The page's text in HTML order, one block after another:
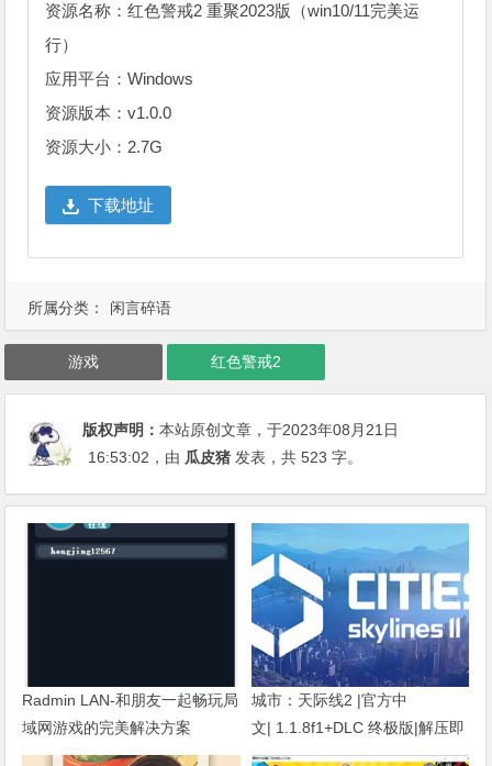
资源名称：红色警戒2 重聚2023版（win10/11完美运
行）
应用平台：Windows
资源版本：v1.0.0
资源大小：2.7G
下载地址
所属分类： 闲言碎语
游戏 红色警戒2
版权声明：本站原创文章，于2023年08月21日
16:53:02 ，由 瓜皮猪 发表，共 523 字。
Radmin LAN-和朋友一起畅玩局
域网游戏的完美解决方案
城市：天际线2 |官方中
文| 1.1.8f1+DLC 终极版|解压即
撸|